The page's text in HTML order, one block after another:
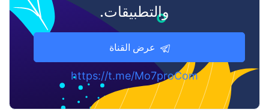
والتطبيقات.
عرض القناة
https://t.me/Mo7proCom